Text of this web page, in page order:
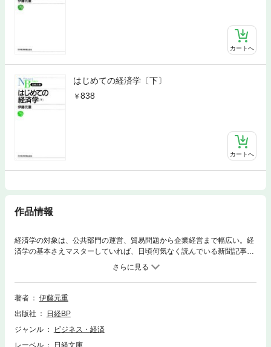
カートへ
はじめての経済学〔下〕
838
カートへ
作品情報
経済学の対象は、公共部門の運営、貿易問題から企業経営まで幅広い。経
済学の基本さえマスターしていれば、日頃何気なく読んでいる新聞記事
も、何が問題なのかが見えてくる。現実を見る目が磨かれる入門書の決定
著者
伊藤元重
出版社
日経BP
ジャンル
ビジネス・経済
レーベル
日経文庫